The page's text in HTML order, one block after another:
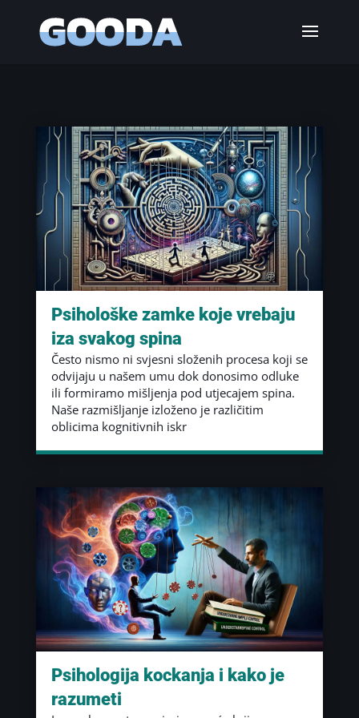
Psihološke zamke koje vrebaju
iza svakog spina
Često nismo ni svjesni složenih procesa koji se
odvijaju u našem umu dok donosimo odluke
ili formiramo mišljenja pod utjecajem spina.
Naše razmišljanje izloženo je različitim
oblicima kognitivnih iskr
Psihologija kockanja i kako je
razumeti